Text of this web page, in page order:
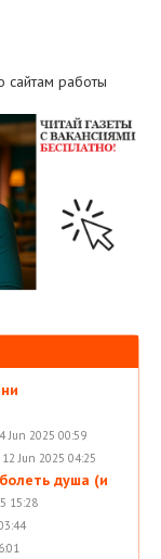
сайтам работы
Jun 2025 00:59
12 Jun 2025 04:25
душа (и
15:28